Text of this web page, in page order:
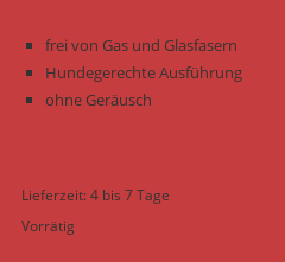
frei von Gas und Glasfasern
Hundegerechte Ausführung
ohne Geräusch
Lieferzeit:4 bis 7 Tage
Vorrätig